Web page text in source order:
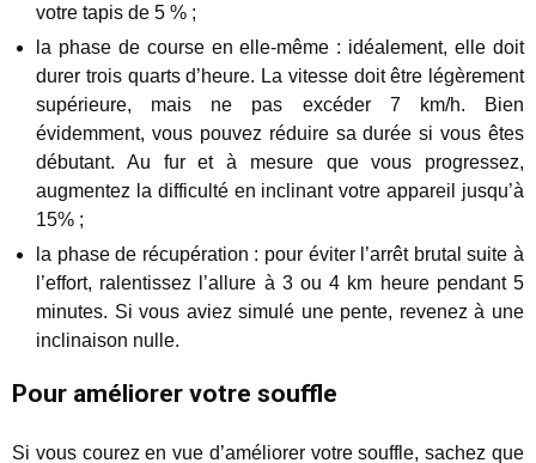
votre tapis de 5 % ;
la phase de course en elle-même : idéalement, elle doit
durer trois quarts d’heure. La vitesse doit être légèrement
supérieure, mais ne pas excéder 7 km/h. Bien
évidemment, vous pouvez réduire sa durée si vous êtes
débutant. Au fur et à mesure que vous progressez,
augmentez la difficulté en inclinant votre appareil jusqu’à
15% ;
la phase de récupération : pour éviter l’arrêt brutal suite à
l’effort, ralentissez l’allure à 3 ou 4 km heure pendant 5
minutes. Si vous aviez simulé une pente, revenez à une
inclinaison nulle.
Pour améliorer votre souffle
Si vous courez en vue d’améliorer votre souffle, sachez que